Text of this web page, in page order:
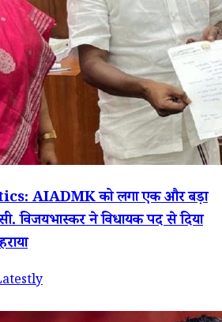
AIADMK को लगा एक और बड़ा
सी. विजयभास्कर ने विधायक पद से दिया